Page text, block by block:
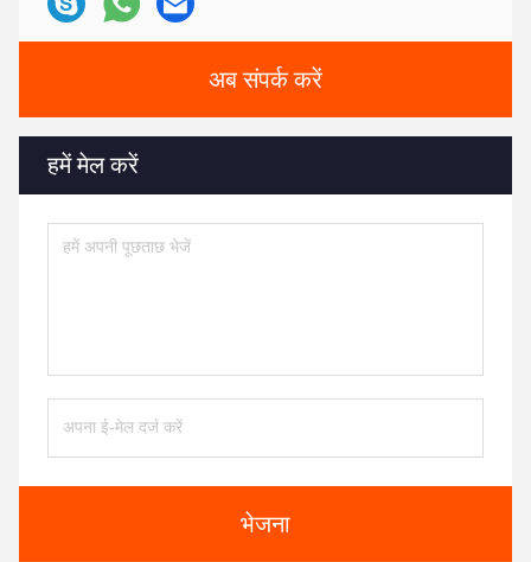
अब संपर्क करें
हमें मेल करें
भेजना